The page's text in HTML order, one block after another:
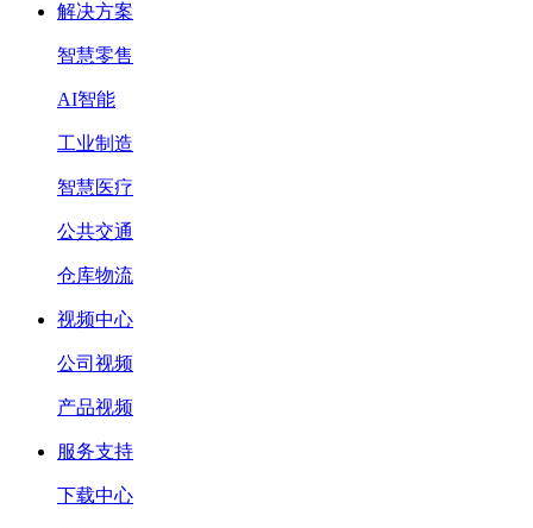
解决方案
智慧零售
AI智能
工业制造
智慧医疗
公共交通
仓库物流
视频中心
公司视频
产品视频
服务支持
下载中心